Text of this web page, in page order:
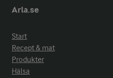
Arla.se
Start
Recept & mat
Produkter
Hälsa